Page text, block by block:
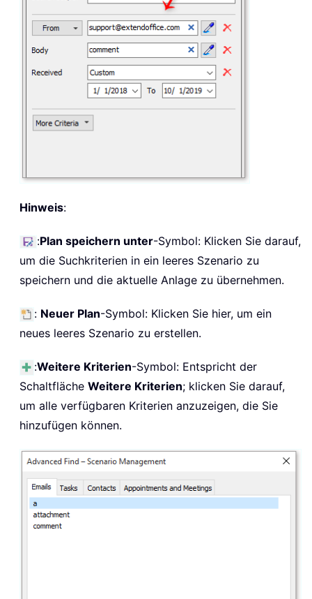
Hinweis:
:Plan speichern unter-Symbol: Klicken Sie darauf,
um die Suchkriterien in ein leeres Szenario zu
speichern und die aktuelle Anlage zu übernehmen.
: Neuer Plan-Symbol: Klicken Sie hier, um ein
neues leeres Szenario zu erstellen.
:Weitere Kriterien-Symbol: Entspricht der
Schaltfläche Weitere Kriterien; klicken Sie darauf,
um alle verfügbaren Kriterien anzuzeigen, die Sie
hinzufügen können.